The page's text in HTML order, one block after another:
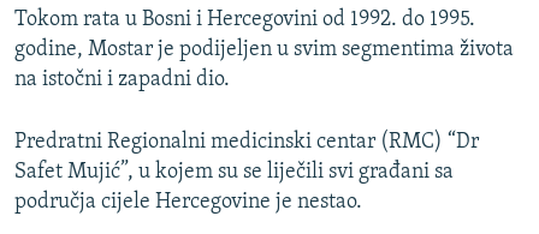
Tokom rata u Bosni i Hercegovini od 1992. do 1995.
godine, Mostar je podijeljen u svim segmentima života
na istočni i zapadni dio.
Predratni Regionalni medicinski centar (RMC) “Dr
Safet Mujić”, u kojem su se liječili svi građani sa
područja cijele Hercegovine je nestao.